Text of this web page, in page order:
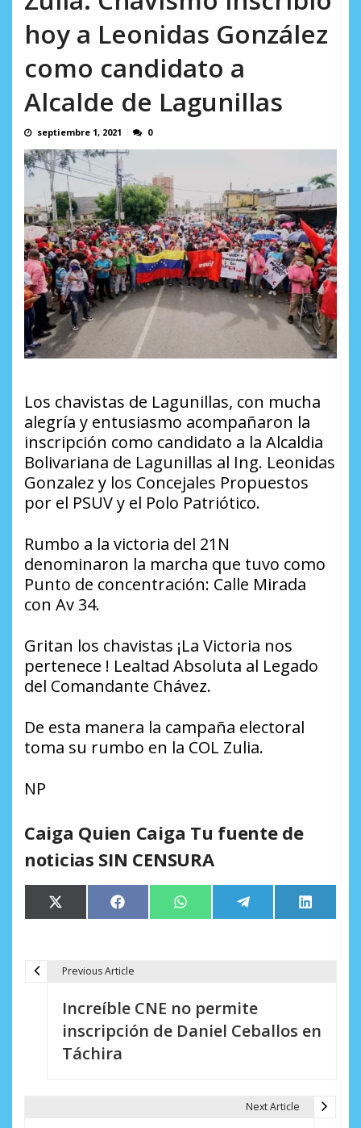
hoy a Leonidas González
como candidato a
Alcalde de Lagunillas
septiembre 1, 2021 0
Los chavistas de Lagunillas, con mucha
alegría y entusiasmo acompañaron la
inscripción como candidato a la Alcaldia
Bolivariana de Lagunillas al Ing. Leonidas
Gonzalez y los Concejales Propuestos
por el PSUV y el Polo Patriótico.
Rumbo a la victoria del 21N
denominaron la marcha que tuvo como
Punto de concentración: Calle Mirada
con Av 34.
Gritan los chavistas ¡La Victoria nos
pertenece ! Lealtad Absoluta al Legado
del Comandante Chávez.
De esta manera la campaña electoral
toma su rumbo en la COL Zulia.
NP
Caiga Quien Caiga Tu fuente de
noticias SIN CENSURA
Compartir
en
X
(Twitter)
Compartir
en
Facebook Compartir
en
WhatsApp Compartir
en
Telegram
en
LinkedIn
Previous Article
Increíble CNE no permite
inscripción de Daniel Ceballos en
Táchira
Next Article